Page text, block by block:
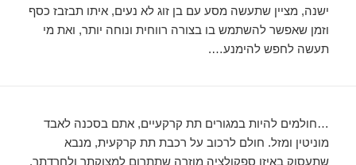
ישנה, ​​מציין שתעשה מסע עם בן זוג לא נעים, איתו תבזבז כסף
וזמן שאפשר להשתמש בו בצורה רווחית ונוחה יותר, ואת מי
תעשה לחפש להימנע….
…חולמים להיות במגורים תת קרקעיים, אתם בסכנה לאבד
מוניטין ומזל. חולם לרכוב על רכבת תת קרקעית, מנבא
שתעסוק באיזו ספקולציה מוזרה שתתרום למצוקתך ולחרדתך.